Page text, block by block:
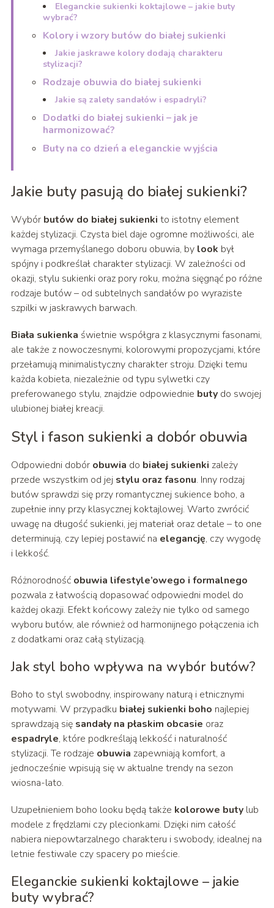
Eleganckie sukienki koktajlowe – jakie buty
wybrać?
Kolory i wzory butów do białej sukienki
Jakie jaskrawe kolory dodają charakteru
stylizacji?
Rodzaje obuwia do białej sukienki
Jakie są zalety sandałów i espadryli?
Dodatki do białej sukienki – jak je
harmonizować?
Buty na co dzień a eleganckie wyjścia
Jakie buty pasują do białej sukienki?
Wybór butów do białej sukienki to istotny element
każdej stylizacji. Czysta biel daje ogromne możliwości, ale
wymaga przemyślanego doboru obuwia, by look był
spójny i podkreślał charakter stylizacji. W zależności od
okazji, stylu sukienki oraz pory roku, można sięgnąć po różne
rodzaje butów – od subtelnych sandałów po wyraziste
szpilki w jaskrawych barwach.
Biała sukienka świetnie współgra z klasycznymi fasonami,
ale także z nowoczesnymi, kolorowymi propozycjami, które
przełamują minimalistyczny charakter stroju. Dzięki temu
każda kobieta, niezależnie od typu sylwetki czy
preferowanego stylu, znajdzie odpowiednie butydo swojej
ulubionej białej kreacji.
Styl i fason sukienki a dobór obuwia
Odpowiedni dobór obuwia do białej sukienki zależy
przede wszystkim od jej stylu oraz fasonu. Inny rodzaj
butów sprawdzi się przy romantycznej sukience boho, a
zupełnie inny przy klasycznej koktajlowej. Warto zwrócić
uwagę na długość sukienki, jej materiał oraz detale – to one
determinują, czy lepiej postawić na elegancję, czy wygodę
i lekkość.
Różnorodność obuwia lifestyle’owego i formalnego
pozwala z łatwością dopasować odpowiedni model do
każdej okazji. Efekt końcowy zależy nie tylko od samego
wyboru butów, ale również od harmonijnego połączenia ich
z dodatkami oraz całą stylizacją.
Jak styl boho wpływa na wybór butów?
Boho to styl swobodny, inspirowany naturą i etnicznymi
motywami. W przypadku białej sukienki boho najlepiej
sprawdzają się sandały na płaskim obcasie oraz
espadryle, które podkreślają lekkość i naturalność
stylizacji. Te rodzaje obuwia zapewniają komfort, a
jednocześnie wpisują się w aktualne trendy na sezon
wiosna-lato.
Uzupełnieniem boho looku będą także kolorowe butylub
modele z frędzlami czy plecionkami. Dzięki nim całość
nabiera niepowtarzalnego charakteru i swobody, idealnej na
letnie festiwale czy spacery po mieście.
Eleganckie sukienki koktajlowe – jakie
buty wybrać?